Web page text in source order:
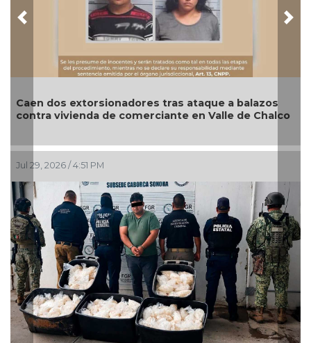
dos extorsionadores tras ataque a balazos
vivienda de comerciante en Valle de Chalco
29, 2026 / 4:51 PM
Previous